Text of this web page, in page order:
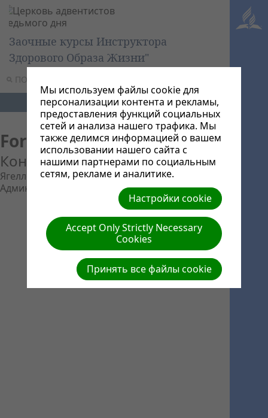
ПОИСК
Заочные курсы Инструктора
Здорового Образа Жизни"
Form
Контакты
Ягелло Алексей
Администрация ЗММШ
Мы используем файлы cookie для
персонализации контента и рекламы,
предоставления функций социальных
сетей и анализа нашего трафика. Мы
также делимся информацией о вашем
использовании нашего сайта с
нашими партнерами по социальным
сетям, рекламе и аналитике.
Настройки cookie
Accept Only Strictly Necessary
Cookies
Принять все файлы cookie